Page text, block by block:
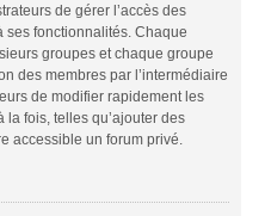
de gérer l’accès des
ses fonctionnalités. Chaque
groupes et chaque groupe
des membres par l’intermédiaire
de modifier rapidement les
fois, telles qu’ajouter des
accessible un forum privé.